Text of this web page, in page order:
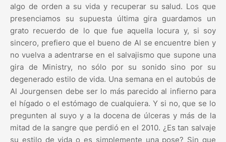
algo de orden a su vida y recuperar su salud. Los que
presenciamos su supuesta última gira guardamos un
grato recuerdo de lo que fue aquella locura y, si soy
sincero, prefiero que el bueno de Al se encuentre bien y
no vuelva a adentrarse en el salvajismo que supone una
gira de Ministry, no sólo por su sonido sino por su
degenerado estilo de vida. Una semana en el autobús de
Al Jourgensen debe ser lo más parecido al infierno para
el hígado o el estómago de cualquiera. Y si no, que se lo
pregunten al suyo y a la docena de úlceras y más de la
mitad de la sangre que perdió en el 2010. ¿Es tan salvaje
su estilo de vida o es simplemente una pose? Sin que